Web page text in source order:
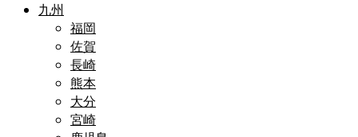
九州
福岡
佐賀
長崎
熊本
大分
宮崎